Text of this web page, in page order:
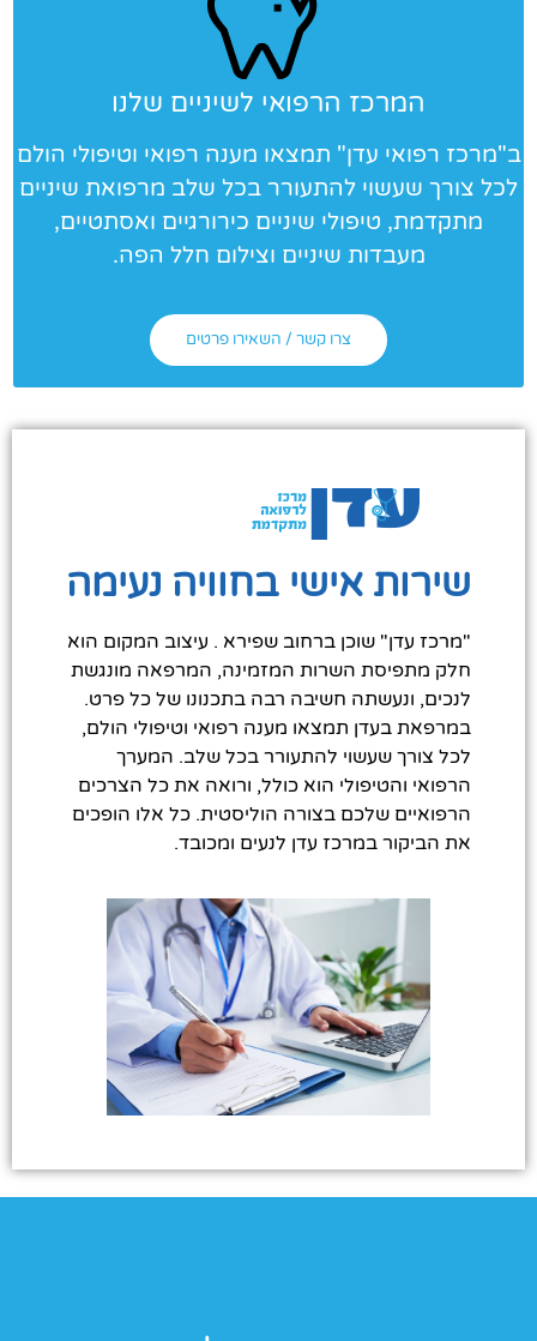
המרכז הרפואי לשיניים שלנו
ב"מרכז רפואי עדן" תמצאו מענה רפואי וטיפולי הולם
לכל צורך שעשוי להתעורר בכל שלב מרפואת שיניים
מתקדמת, טיפולי שיניים כירורגיים ואסתטיים,
מעבדות שיניים וצילום חלל הפה.
צרו קשר / השאירו פרטים
שירות אישי בחוויה נעימה
"מרכז עדן" שוכן ברחוב שפירא . עיצוב המקום הוא
חלק מתפיסת השרות המזמינה, המרפאה מונגשת
לנכים, ונעשתה חשיבה רבה בתכנונו של כל פרט.
במרפאת בעדן תמצאו מענה רפואי וטיפולי הולם,
לכל צורך שעשוי להתעורר בכל שלב. המערך
הרפואי והטיפולי הוא כולל, ורואה את כל הצרכים
הרפואיים שלכם בצורה הוליסטית. כל אלו הופכים
את הביקור במרכז עדן לנעים ומכובד.